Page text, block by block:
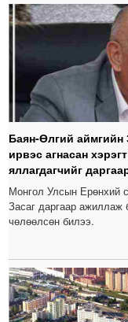
Баян-Өлгий аймгийн
ирвэс агнасан
яллагдагчийг
Монгол Улсын Ерөнхий
Засаг даргаар ажиллаж
чөлөөлсөн билээ.